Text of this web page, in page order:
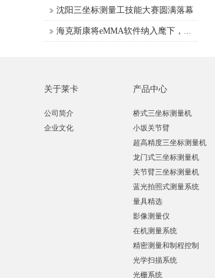
沈阳三坐标测量工技能大赛圆满落幕
海克斯康将eMMA软件纳入麾下，拓展质量数据管理
关于莱卡
公司简介
企业文化
产品中心
桥式三坐标测量机
小坂关节臂
超高精度三坐标测量机
龙门式三坐标测量机
关节臂三坐标测量机
蓝光拍照式测量系统
量具精选
影像测量仪
在机测量系统
精密测量和制程控制
光学扫描系统
光栅系统